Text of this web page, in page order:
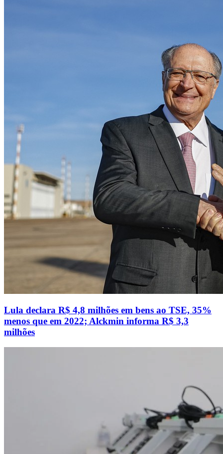
Lula declara R$ 4,8 milhões em bens ao TSE, 35%
menos que em 2022; Alckmin informa R$ 3,3
milhões